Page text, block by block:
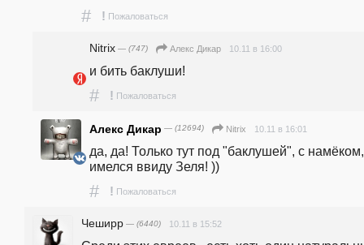
# ! Пожаловаться
Nitrix — (747) Алекс Дикар 10.11 в 16:00
и бить баклуши!
# ! Пожаловаться
Алекс Дикар — (12694) Nitrix 10.11 в 16:01
да, да! Только тут под "баклушей", с
имелся ввиду Зеля! ))
# ! Пожаловаться
Чеширр — (6440) 10.11 в 15:52